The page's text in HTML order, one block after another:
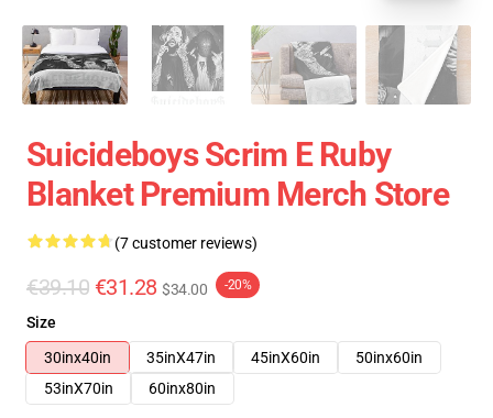
Suicideboys Scrim E Ruby
Blanket Premium Merch Store
(7 customer reviews)
€39.10 €31.28 $34.00 -20%
Size
30inx40in
35inX47in 45inX60in
50inx60in
53inX70in
60inx80in